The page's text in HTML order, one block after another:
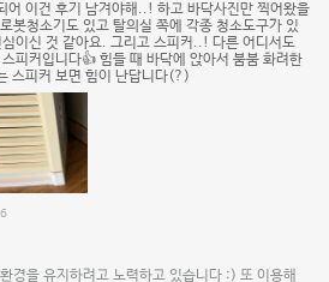
어 이건 후기 남겨야해..! 하고 바닥사진만 찍어왔을
봇청소기도 있고 탈의실 쪽에 각종 청소도구가 있
이신 것 같아요. 그리고 스피커..! 다른 어디서도
피커입니다👍 힘들 때 바닥에 앉아서 붐붐 화려한
스피커 보면 힘이 난답니다(?)
경을 유지하려고 노력하고 있습니다 :) 또 이용해